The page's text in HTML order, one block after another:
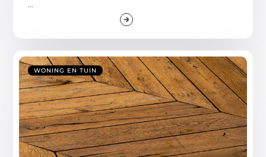
...
WONING EN TUIN